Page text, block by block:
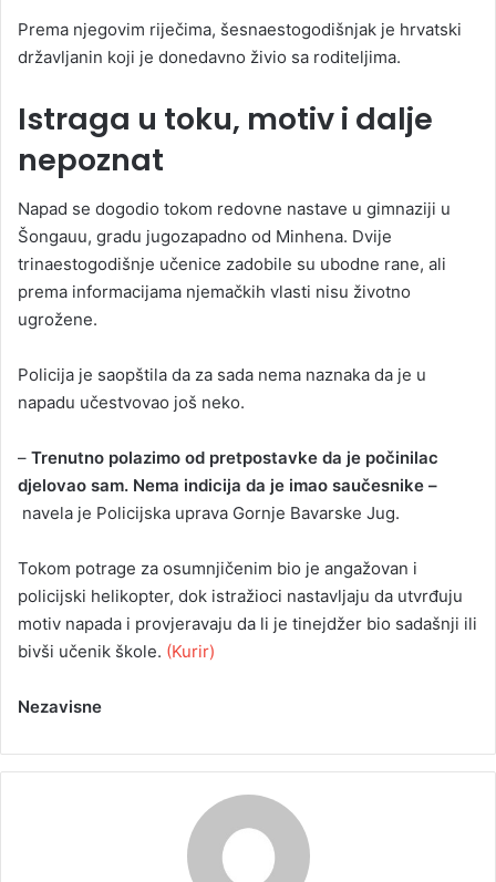
Prema njegovim riječima, šesnaestogodišnjak je hrvatski
državljanin koji je donedavno živio sa roditeljima.
Istraga u toku, motiv i dalje
nepoznat
Napad se dogodio tokom redovne nastave u gimnaziji u
Šongauu, gradu jugozapadno od Minhena. Dvije
trinaestogodišnje učenice zadobile su ubodne rane, ali
prema informacijama njemačkih vlasti nisu životno
ugrožene.
Policija je saopštila da za sada nema naznaka da je u
napadu učestvovao još neko.
– Trenutno polazimo od pretpostavke da je počinilac
djelovao sam. Nema indicija da je imao saučesnike –
navela je Policijska uprava Gornje Bavarske Jug.
Tokom potrage za osumnjičenim bio je angažovan i
policijski helikopter, dok istražioci nastavljaju da utvrđuju
motiv napada i provjeravaju da li je tinejdžer bio sadašnji ili
bivši učenik škole. (Kurir)
Nezavisne